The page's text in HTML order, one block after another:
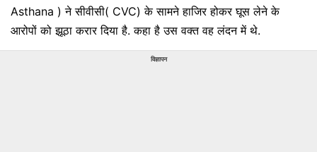
Asthana ) ने सीवीसी( CVC) के सामने हाजिर होकर घूस लेने के
आरोपों को झूठा करार दिया है. कहा है उस वक्त वह लंदन में थे.
विज्ञापन